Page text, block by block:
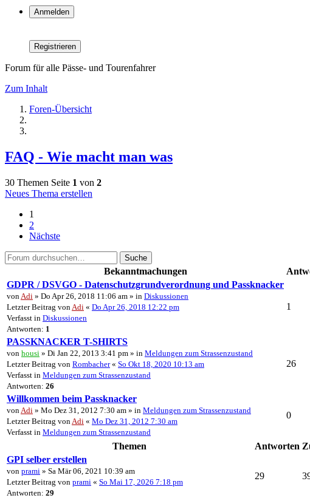
Anmelden
Registrieren
Forum für alle Pässe- und Tourenfahrer
Zum Inhalt
Foren-Übersicht
FAQ - Wie macht man was
30 Themen Seite 1 von 2
Neues Thema erstellen
1
2
Nächste
Suche
Bekanntmachungen
GDPR / DSVGO - Datenschutzgrundverordnung und Passknacker
von Adi » Do Apr 26, 2018 11:06 am » in Diskussionen
Letzter Beitrag von Adi « Do Apr 26, 2018 12:22 pm
Verfasst in Diskussionen
Antworten: 1
1
PASSKNACKER T-SHIRTS
von housi » Di Jan 22, 2013 3:41 pm » in Meldungen zum Strassenzustand
Letzter Beitrag von Rombacher« So Okt 18, 2020 10:13 am
Verfasst in Meldungen zum Strassenzustand
Antworten: 26
26
Willkommen beim Passknacker
von Adi » Mo Dez 31, 2012 7:30 am » in Meldungen zum Strassenzustand
Letzter Beitrag von Adi « Mo Dez 31, 2012 7:30 am
Verfasst in Meldungen zum Strassenzustand
0
Themen Antworten
GPI selber erstellen
von prami » Sa Mär 06, 2021 10:39 am
Letzter Beitrag von prami « So Mai 17, 2026 7:18 pm
Antworten: 29
29